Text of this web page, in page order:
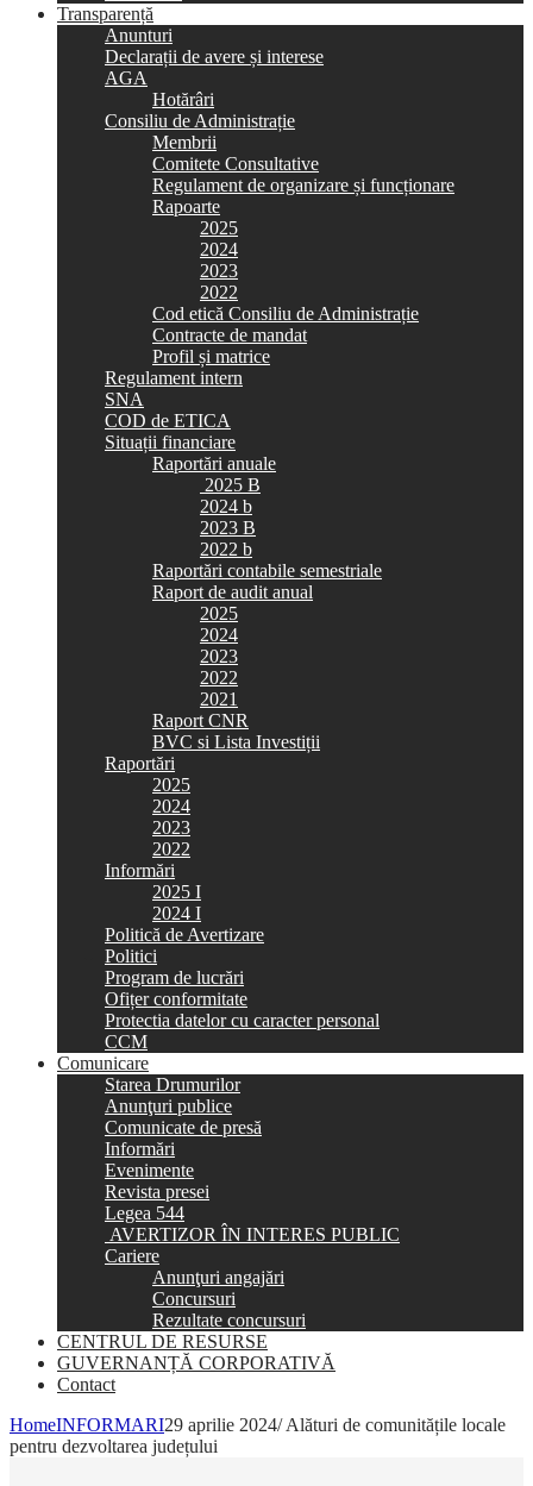
Transparență
Anunturi
Declarații de avere și interese
AGA
Hotărâri
Consiliu de Administrație
Membrii
Comitete Consultative
Regulament de organizare și funcționare
Rapoarte
2025
2024
2023
2022
Cod etică Consiliu de Administrație
Contracte de mandat
Profil și matrice
Regulament intern
SNA
COD de ETICA
Situații financiare
Raportări anuale
2025 B
2024 b
2023 B
2022 b
Raportări contabile semestriale
Raport de audit anual
2025
2024
2023
2022
2021
Raport CNR
BVC si Lista Investiții
Raportări
2025
2024
2023
2022
Informări
2025 I
2024 I
Politică de Avertizare
Politici
Program de lucrări
Ofițer conformitate
Protectia datelor cu caracter personal
CCM
Comunicare
Starea Drumurilor
Anunţuri publice
Comunicate de presă
Informări
Evenimente
Revista presei
Legea 544
AVERTIZOR ÎN INTERES PUBLIC
Cariere
Anunţuri angajări
Concursuri
Rezultate concursuri
CENTRUL DE RESURSE
GUVERNANȚĂ CORPORATIVĂ
Contact
HomeINFORMARI29 aprilie 2024/ Alături de comunitățile locale
pentru dezvoltarea județului